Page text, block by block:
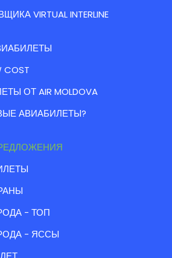
VIRTUAL INTERLINE
ОТ AIR MOLDOVA
АВИАБИЛЕТЫ?
- ТОП
- ЯССЫ